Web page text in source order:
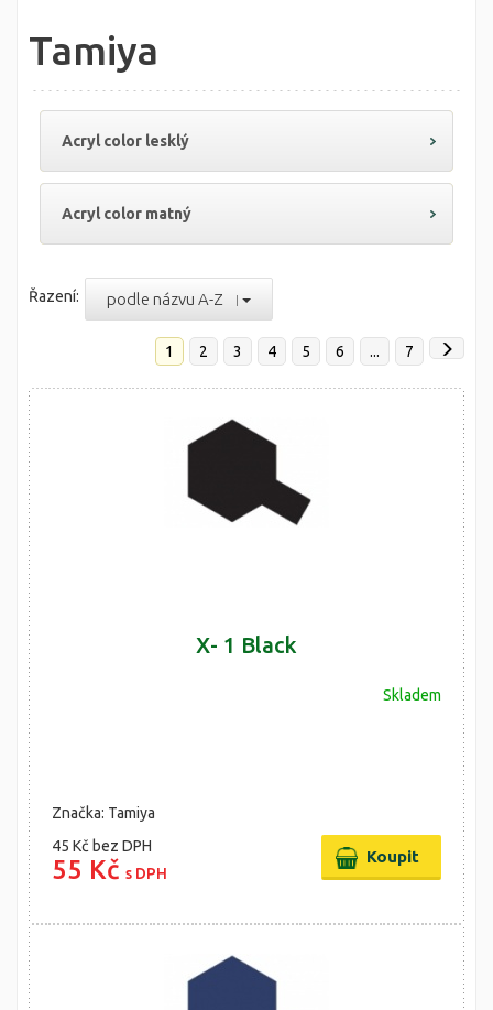
Tamiya
Acryl color lesklý
Acryl color matný
Řazení: podle názvu A-Z
1 2 3 4 5 6 ... 7
X- 1 Black
Skladem
Značka: Tamiya
45 Kč bez DPH
55 Kč s DPH